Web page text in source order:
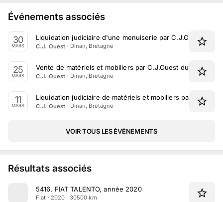
Événements associés
30
MARS
Liquidation judiciaire d'une menuiserie par C.J.Ouest du
C.J. Ouest · Dinan, Bretagne
25
MARS
Vente de matériels et mobiliers par C.J.Ouest du 25 Mars
C.J. Ouest · Dinan, Bretagne
11
MARS
Liquidation judiciaire de matériels et mobiliers par Jäger &
C.J. Ouest · Dinan, Bretagne
VOIR TOUS LES ÉVÉNEMENTS
Résultats associés
5416. FIAT TALENTO, année 2020
Fiat · 2020 · 30500 km